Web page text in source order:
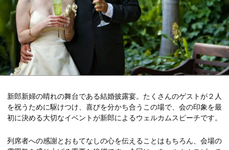
新郎新婦の晴れの舞台である結婚披露宴。たくさんのゲストが２人
を祝うために駆けつけ、喜びを分かち合うこの場で、会の印象を最
初に決める大切なイベントが新郎によるウェルカムスピーチです。
列席者への感謝とおもてなしの心を伝えることはもちろん、会場の